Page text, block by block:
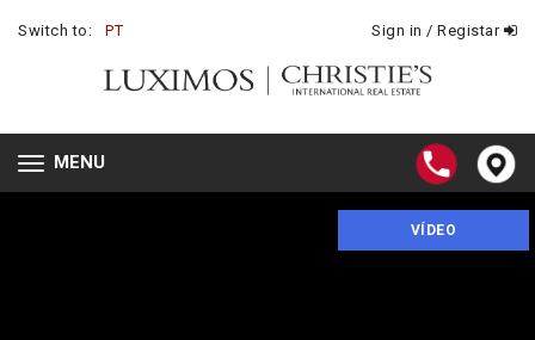
Switch to: PT Sign in / Registar
Toggle
navigation
MENU
VÍDEO